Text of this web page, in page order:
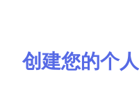
创建您的个